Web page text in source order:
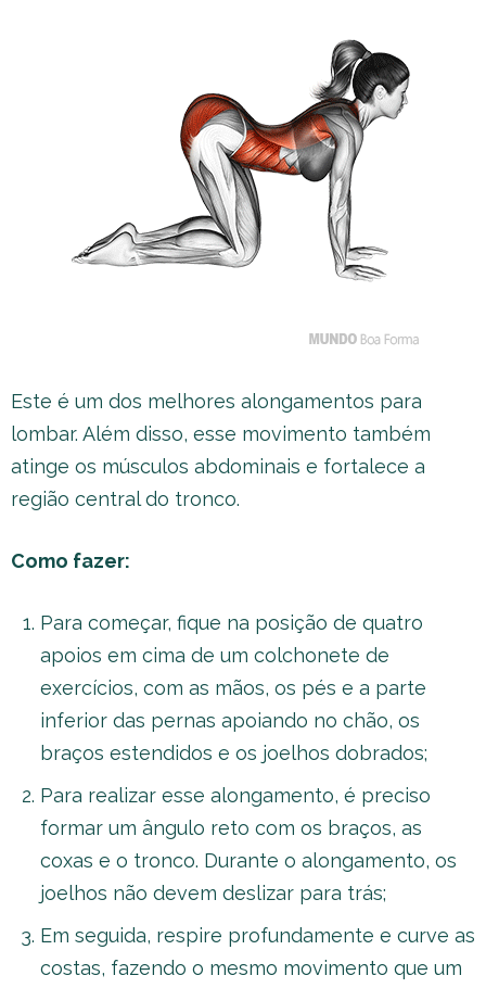
Este é um dos melhores alongamentos para
lombar. Além disso, esse movimento também
atinge os músculos abdominais e fortalece a
região central do tronco.
Como fazer:
Para começar, fique na posição de quatro
apoios em cima de um colchonete de
exercícios, com as mãos, os pés e a parte
inferior das pernas apoiando no chão, os
braços estendidos e os joelhos dobrados;
Para realizar esse alongamento, é preciso
formar um ângulo reto com os braços, as
coxas e o tronco. Durante o alongamento, os
joelhos não devem deslizar para trás;
Em seguida, respire profundamente e curve as
costas, fazendo o mesmo movimento que um